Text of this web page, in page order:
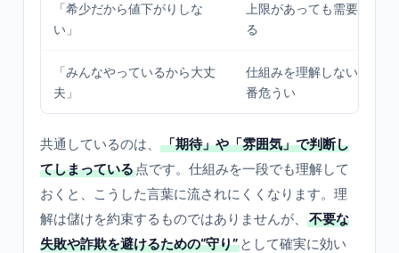
「希少だから値下がりしな
い」
上限があっても需要が冷
る
「みんなやっているから大丈
夫」
仕組みを理解しないままの
番危うい
共通しているのは、
「期待」や「雰囲気」で判断し
てしまっている 点です。仕組みを一段でも理解して
おくと、こうした言葉に流されにくくなります。理
解は儲けを約束するものではありませんが、
不要な
失敗や詐欺を避けるための“守り” として確実に効い